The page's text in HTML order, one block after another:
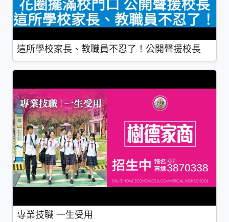
這所學校家長、教職員不忍了！公開聲援校長
專業技職 一生受用